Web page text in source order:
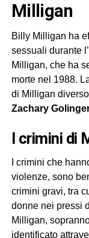
Milligan
Billy Milligan ha
sessuali durante
Milligan, che ha
morte nel 1988.
di Milligan
Zachary
I crimini di
I crimini che
violenze, sono
crimini gravi, tra
donne nei pressi
Milligan,
identificato